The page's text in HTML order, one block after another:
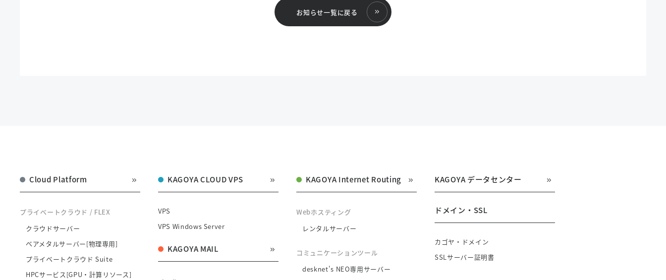
お知らせ一覧に戻る
Cloud Platform
プライベートクラウド / FLEX
クラウドサーバー
ベアメタルサーバー[物理専用]
プライベートクラウド Suite
HPCサービス[GPU・計算リソース]
KAGOYA CLOUD VPS
VPS
VPS Windows Server
KAGOYA MAIL
KAGOYA Internet Routing
Webホスティング
レンタルサーバー
コミュニケーションツール
desknet's NEO専用サーバー
KAGOYA データセンター
ドメイン・SSL
カゴヤ・ドメイン
SSLサーバー証明書